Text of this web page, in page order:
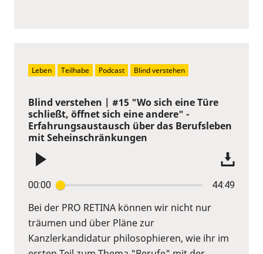
Blind verstehen | #15 "Wo sich eine Türe
schließt, öffnet sich eine andere" -
Erfahrungsaustausch über das Berufsleben
mit Seheinschränkungen
00:00 44:49
Bei der PRO RETINA können wir nicht nur
träumen und über Pläne zur
Kanzlerkandidatur philosophieren, wie ihr im
Leben Teilhabe Podcast Blind verstehen